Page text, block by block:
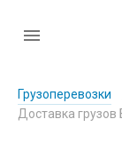
Грузоперевозки